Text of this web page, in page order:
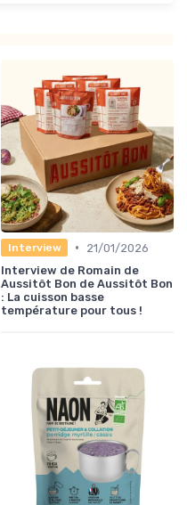
Interview •
21/01/2026
Interview de Romain de
Aussitôt Bon de Aussitôt Bon
: La cuisson basse
température pour tous !